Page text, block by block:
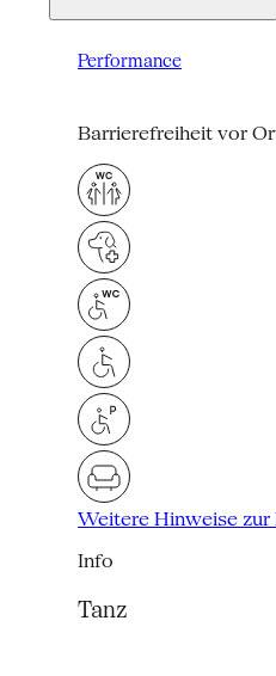
Performance
Barrierefreiheit vor
Weitere Hinweise
Info
Tanz